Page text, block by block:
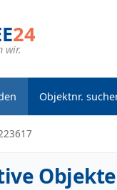
24
wir.
Objektnr.
Objekte